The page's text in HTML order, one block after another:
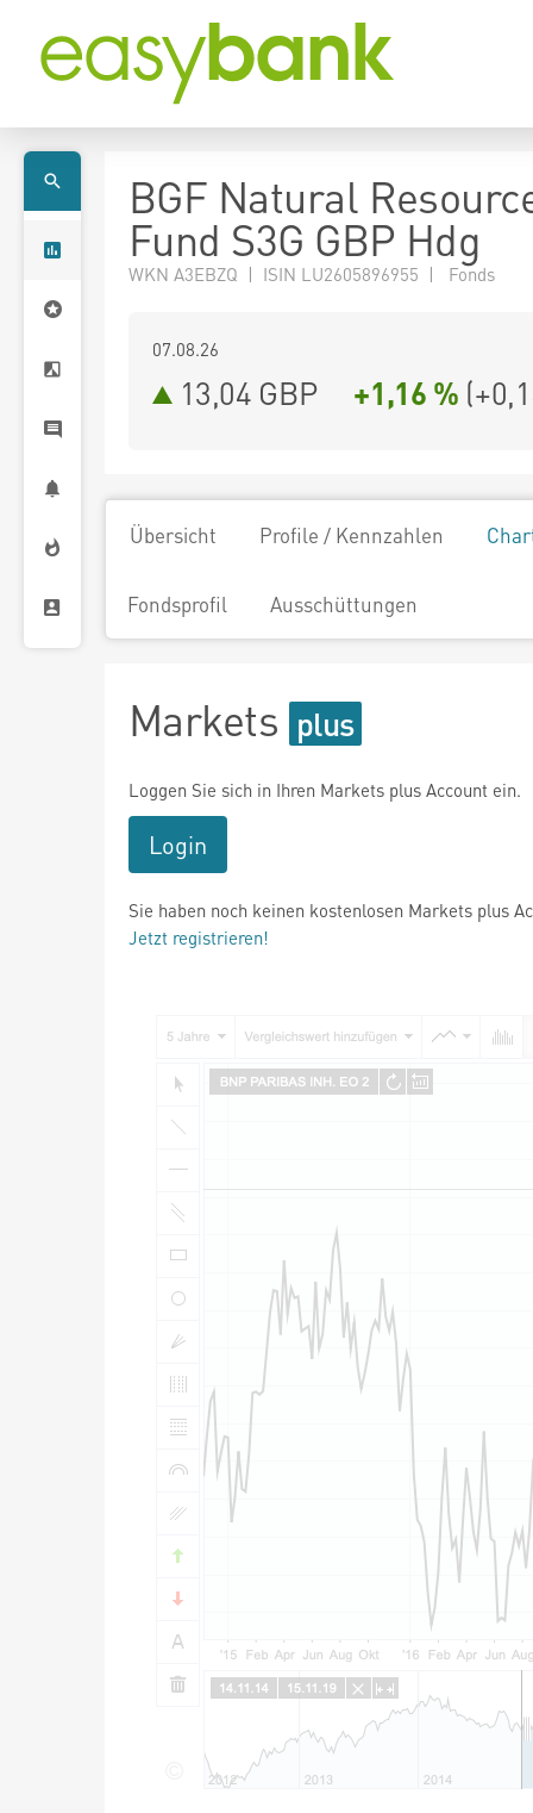
BGF Natural
Fund S3G GBP Hdg
WKN A3EBZQ | ISIN LU2605896955 | Fonds
07.08.26
13,04 GBP +1,16 % (
Übersicht Profile / Kennzahlen
Fondsprofil Ausschüttungen
Markets
Loggen Sie sich in Ihren Markets plus Account ein.
Login
Sie haben noch keinen kostenlosen Markets plus
Jetzt registrieren!